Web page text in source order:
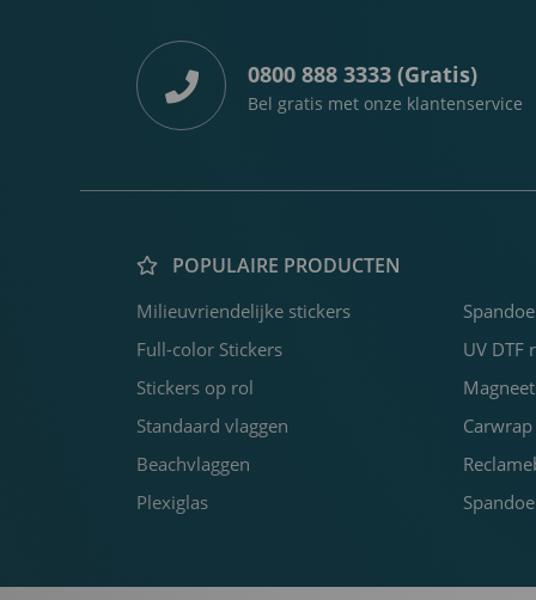
0800 888 3333 (Gratis)
Bel gratis met onze klantenservice
POPULAIRE PRODUCTEN
Milieuvriendelijke stickers
Full-color Stickers
UV DTF
Stickers op rol
Standaard vlaggen
Beachvlaggen
Plexiglas